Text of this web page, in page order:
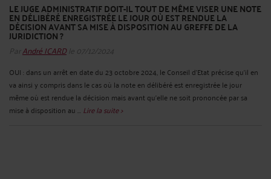
LE JUGE ADMINISTRATIF DOIT-IL TOUT DE MÊME VISER UNE NOTE
EN DÉLIBÉRÉ ENREGISTRÉE LE JOUR OÙ EST RENDUE LA
DÉCISION AVANT SA MISE À DISPOSITION AU GREFFE DE LA
JURIDICTION ?
ParAndré ICARDle 07/12/2024
OUI : dans un arrêt en date du 23 octobre 2024, le Conseil d’Etat précise qu’il en
va ainsi y compris dans le cas où la note en délibéré est enregistrée le jour
même où est rendue la décision mais avant qu’elle ne soit prononcée par sa
mise à disposition au ... Lire la suite >